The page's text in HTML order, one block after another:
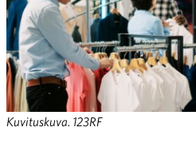
Kuvituskuva. 123RF